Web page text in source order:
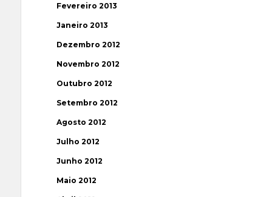
Fevereiro 2013
Janeiro 2013
Dezembro 2012
Novembro 2012
Outubro 2012
Setembro 2012
Agosto 2012
Julho 2012
Junho 2012
Maio 2012